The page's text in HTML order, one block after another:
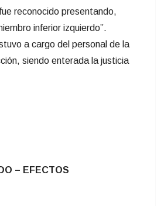
reconocido presentando,
inferior izquierdo”.
a cargo del personal de la
siendo enterada la justicia
– EFECTOS